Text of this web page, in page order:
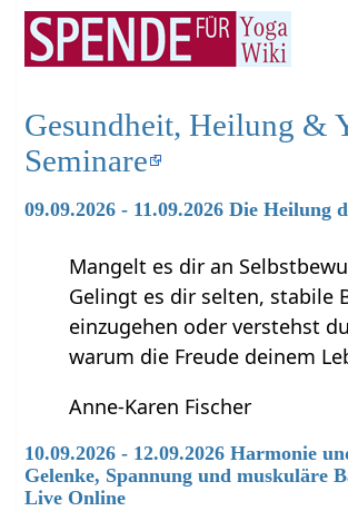
Gesundheit, Heilung &
Seminare
09.09.2026 - 11.09.2026 Die Heilung
Mangelt es dir an
Gelingt es dir selten, stabile
einzugehen oder verstehst
warum die Freude deinem
Anne-Karen Fischer
10.09.2026 - 12.09.2026 Harmonie
Gelenke, Spannung und muskuläre
Live Online